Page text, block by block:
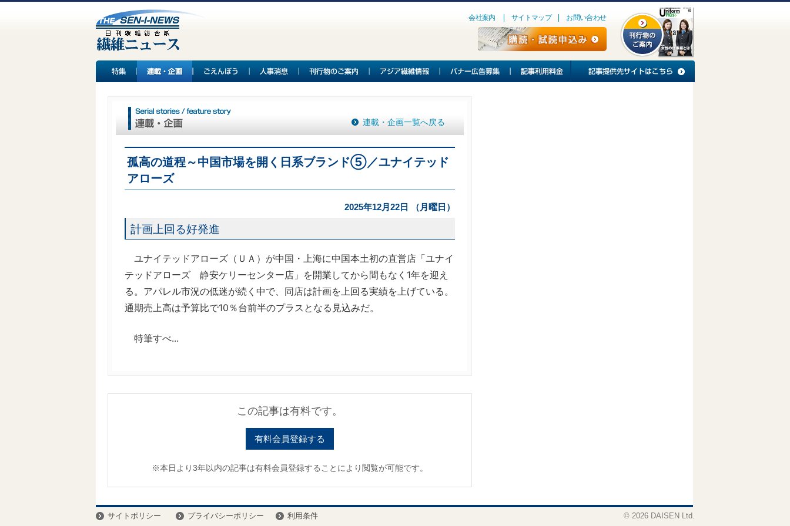
会社案内 サイトマップ お問い合わせ
連載・企画一覧へ戻る
孤高の道程～中国市場を開く日系ブランド⑤／ユナイテッド
アローズ
2025年12月22日 （月曜日）
計画上回る好発進
ユナイテッドアローズ（ＵＡ）が中国・上海に中国本土初の直営店「ユナイ
テッドアローズ 静安ケリーセンター店」を開業してから間もなく1年を迎え
る。アパレル市況の低迷が続く中で、同店は計画を上回る実績を上げている。
通期売上高は予算比で10％台前半のプラスとなる見込みだ。
特筆すべ...
この記事は有料です。
有料会員登録する
※本日より3年以内の記事は有料会員登録することにより閲覧が可能です。
サイトポリシー プライバシーポリシー 利用条件 © 2026 DAISEN Ltd.